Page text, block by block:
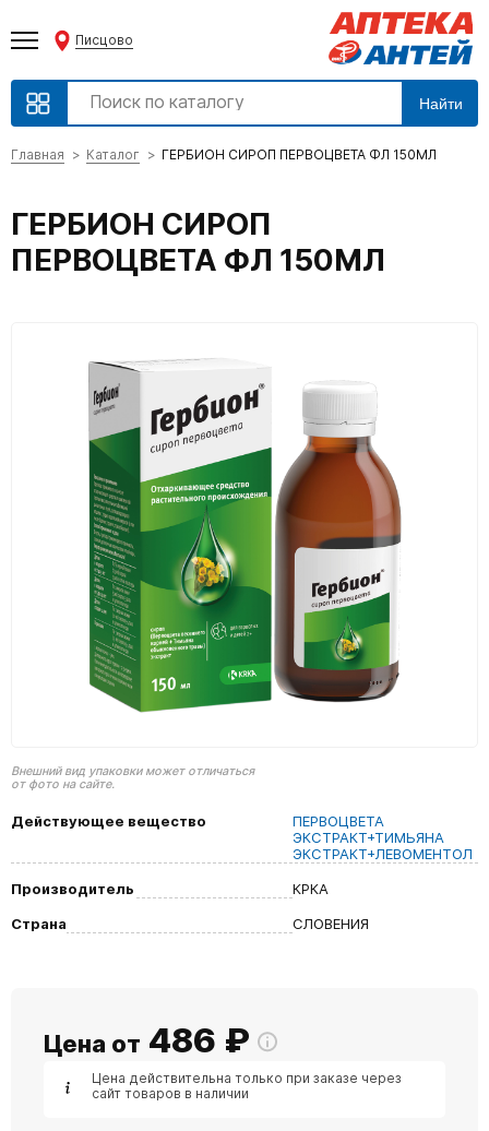
Писцово
Найти
Главная Каталог ГЕРБИОН СИРОП ПЕРВОЦВЕТА ФЛ 150МЛ
ГЕРБИОН СИРОП
ПЕРВОЦВЕТА ФЛ 150МЛ
Внешний вид упаковки может отличаться
от фото на сайте.
Действующее вещество
ПЕРВОЦВЕТА
ЭКСТРАКТ+ТИМЬЯНА
ЭКСТРАКТ+ЛЕВОМЕНТОЛ
Производитель
КРКА
Страна
СЛОВЕНИЯ
Цена от 486 ₽
Цена действительна только при заказе через
сайт товаров в наличии